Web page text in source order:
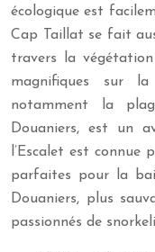
écologique est
Cap Taillat se fait
travers la
magnifiques sur
notamment la
Douaniers, est un
l’Escalet est connue
parfaites pour la
Douaniers, plus
passionnés de